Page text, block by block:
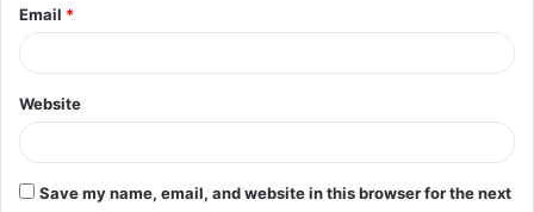
Email *
Website
Save my name, email, and website in this browser for the next